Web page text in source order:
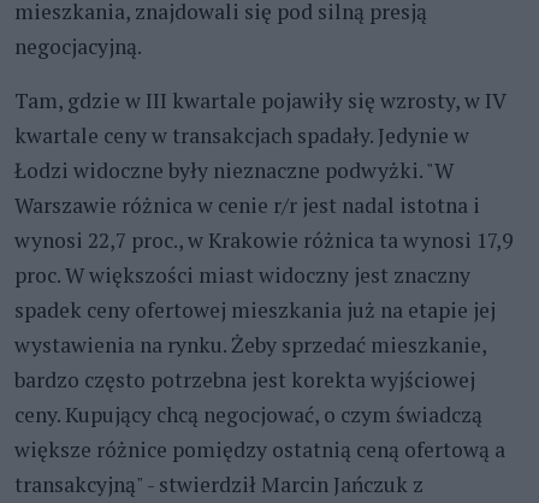
mieszkania, znajdowali się pod silną presją
negocjacyjną.
Tam, gdzie w III kwartale pojawiły się wzrosty, w IV
kwartale ceny w transakcjach spadały. Jedynie w
Łodzi widoczne były nieznaczne podwyżki. "W
Warszawie różnica w cenie r/r jest nadal istotna i
wynosi 22,7 proc., w Krakowie różnica ta wynosi 17,9
proc. W większości miast widoczny jest znaczny
spadek ceny ofertowej mieszkania już na etapie jej
wystawienia na rynku. Żeby sprzedać mieszkanie,
bardzo często potrzebna jest korekta wyjściowej
ceny. Kupujący chcą negocjować, o czym świadczą
większe różnice pomiędzy ostatnią ceną ofertową a
transakcyjną" - stwierdził Marcin Jańczuk z